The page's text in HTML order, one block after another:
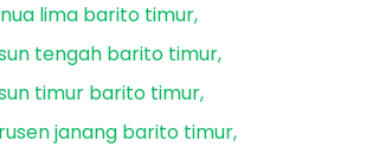
lima barito timur
tengah barito timur
timur barito timur
janang barito timur